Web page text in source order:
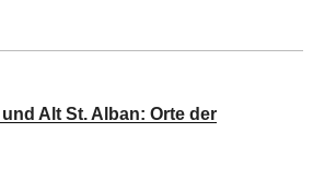
Alt St. Alban: Orte der